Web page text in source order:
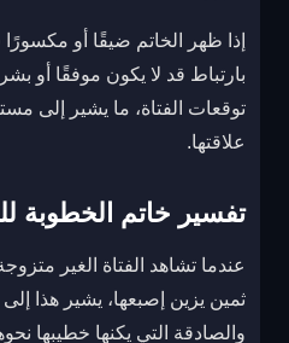
إذا ظهر الخاتم ضيقًا أو مكسورًا
بارتباط قد لا يكون موفقًا أو
توقعات الفتاة، ما يشير إلى
علاقتها.
تفسير خاتم الخطوبة
عندما تشاهد الفتاة الغير
ثمين يزين إصبعها، يشير هذا
والصادقة التي يكنها خطيبها